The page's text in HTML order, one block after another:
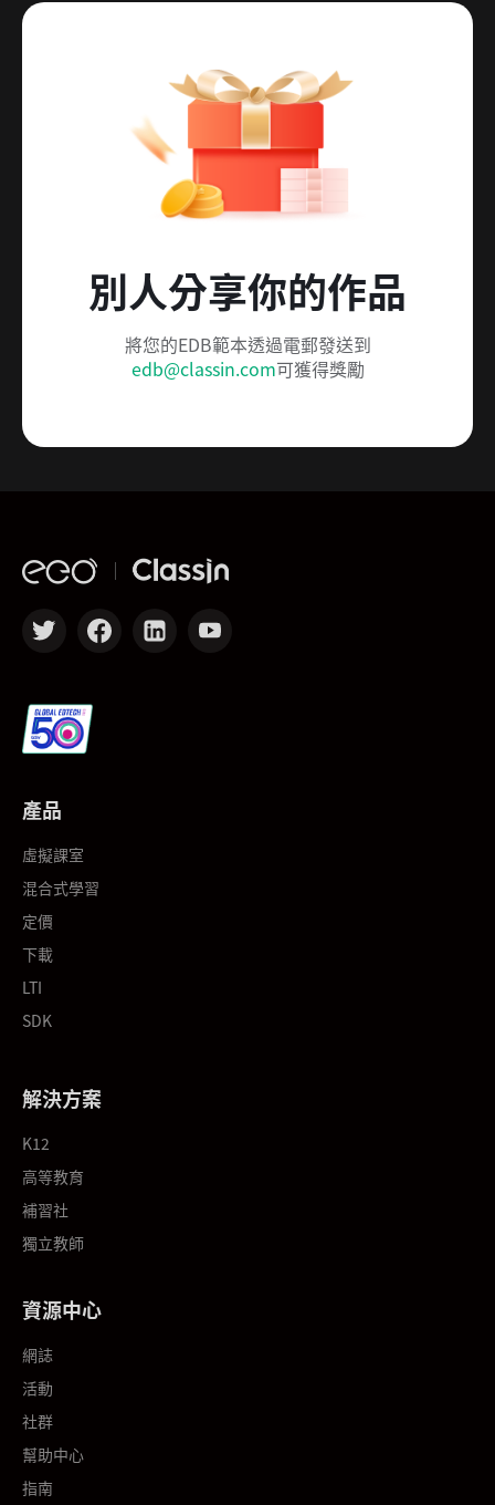
別人分享你的作品
將您的EDB範本透過電郵發送到
edb@classin.com可獲得獎勵
產品
虛擬課室
混合式學習
定價
下載
LTI
SDK
解決方案
K12
高等教育
補習社
獨立教師
資源中心
網誌
活動
社群
幫助中心
指南